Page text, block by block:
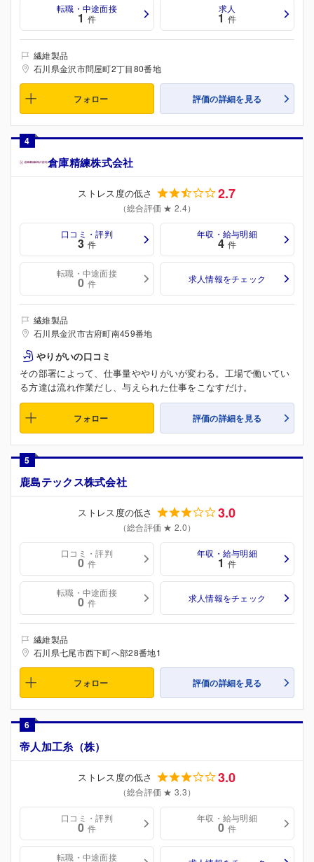
転職・中途面接
1 件
求人
1 件
繊維製品
石川県金沢市問屋町2丁目80番地
フォロー 評価の詳細を見る
4
倉庫精練株式会社
ストレス度の低さ 2.7
（総合評価 ★ 2.4）
口コミ・評判
3 件
年収・給与明細
4 件
転職・中途面接
0 件 求人情報をチェック
繊維製品
石川県金沢市古府町南459番地
やりがいの口コミ
その部署によって、仕事量ややりがいが変わる。工場で働いてい
る方達は流れ作業だし、与えられた仕事をこなすだけ。
フォロー 評価の詳細を見る
5
鹿島テックス株式会社
ストレス度の低さ 3.0
（総合評価 ★ 2.0）
口コミ・評判
0 件
年収・給与明細
1 件
転職・中途面接
0 件 求人情報をチェック
繊維製品
石川県七尾市西下町へ部28番地1
フォロー 評価の詳細を見る
6
帝人加工糸（株）
ストレス度の低さ 3.0
（総合評価 ★ 3.3）
口コミ・評判
0 件
年収・給与明細
0 件
転職・中途面接